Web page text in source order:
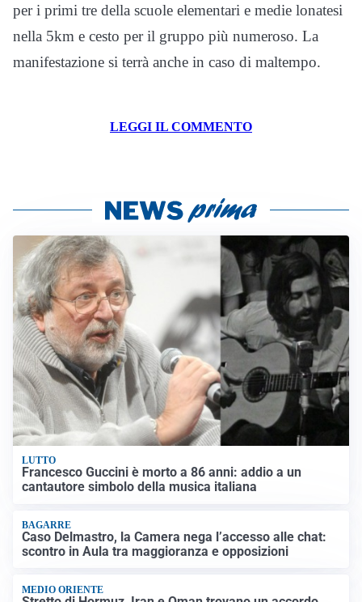
per i primi tre della scuole elementari e medie lonatesi
nella 5km e cesto per il gruppo più numeroso. La
manifestazione si terrà anche in caso di maltempo.
LEGGI IL COMMENTO
LUTTO
Francesco Guccini è morto a 86 anni: addio a un
cantautore simbolo della musica italiana
BAGARRE
Caso Delmastro, la Camera nega l’accesso alle chat:
scontro in Aula tra maggioranza e opposizioni
MEDIO ORIENTE